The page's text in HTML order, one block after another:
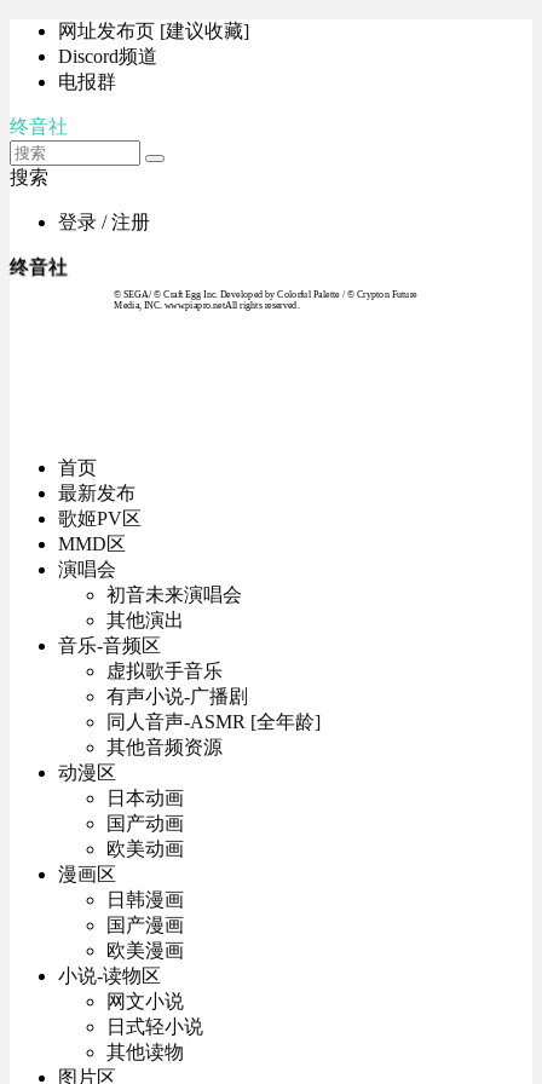
网址发布页 [建议收藏]
Discord频道
电报群
终音社
搜索
登录 / 注册
终音社
© SEGA / © Craft Egg Inc. Developed by Colorful Palette / © Crypton Future
Media, INC. www.piapro.netAll rights reserved.
首页
最新发布
歌姬PV区
MMD区
演唱会
初音未来演唱会
其他演出
音乐-音频区
虚拟歌手音乐
有声小说-广播剧
同人音声-ASMR [全年龄]
其他音频资源
动漫区
日本动画
国产动画
欧美动画
漫画区
日韩漫画
国产漫画
欧美漫画
小说-读物区
网文小说
日式轻小说
其他读物
图片区